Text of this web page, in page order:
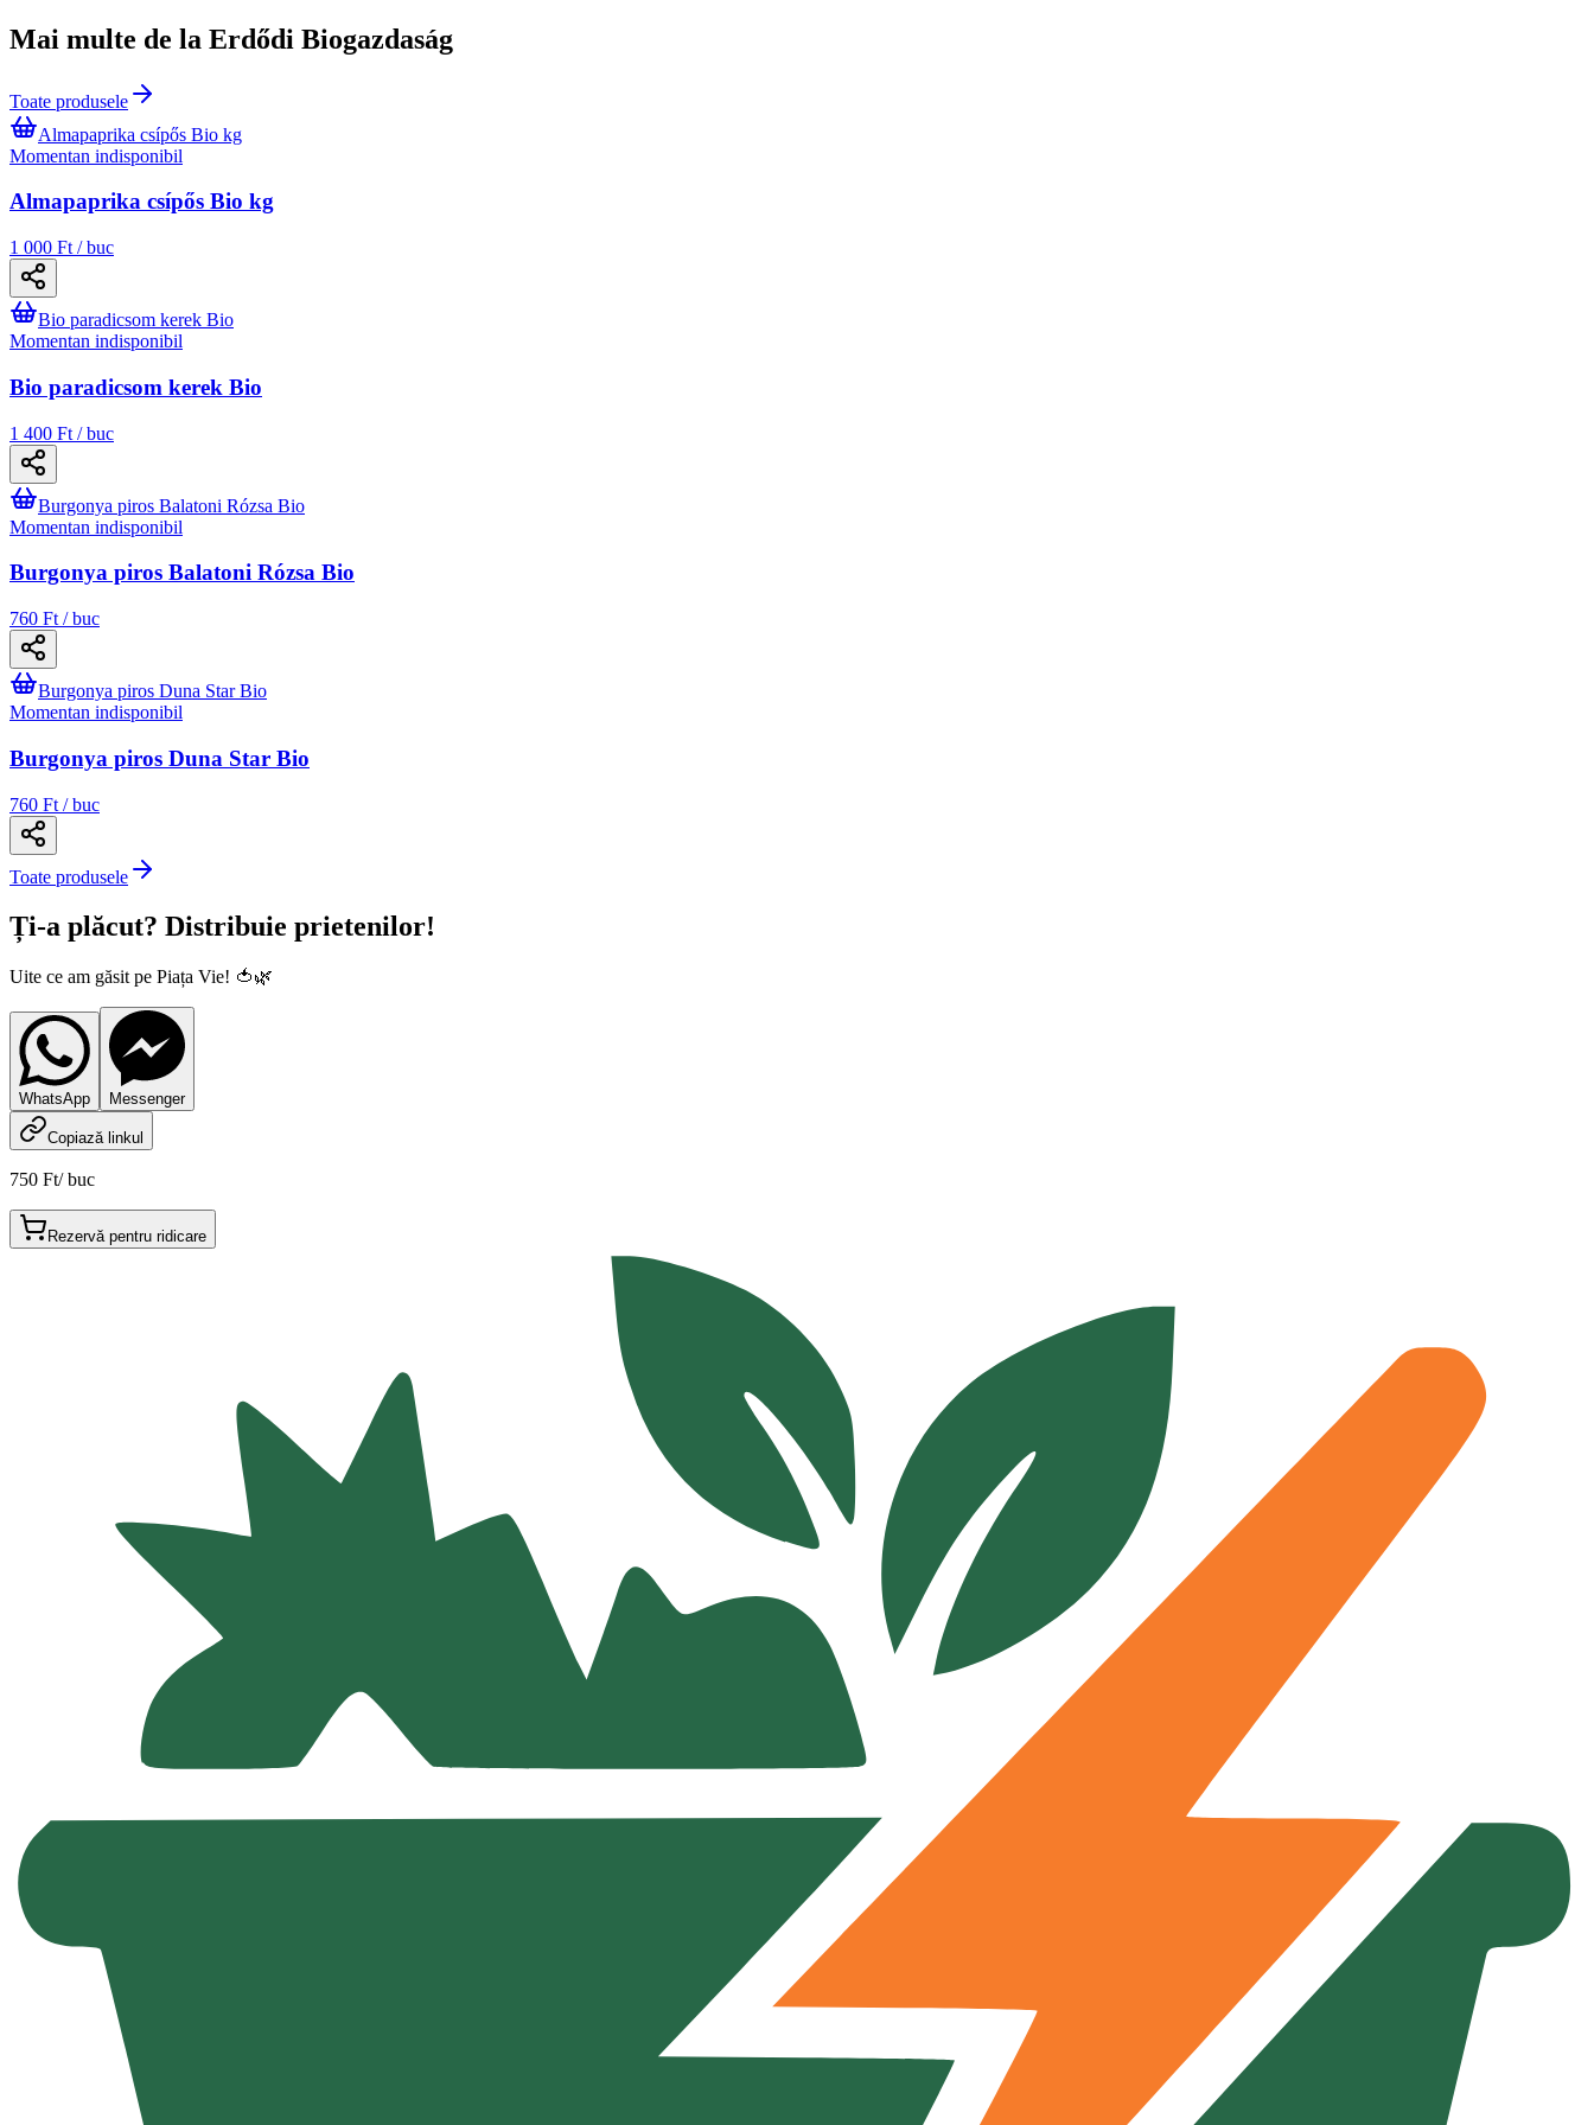
Mai multe de la Erdődi Biogazdaság
Toate produsele
Almapaprika csípős Bio kg
Momentan indisponibil
Almapaprika csípős Bio kg
1 000 Ft / buc
Bio paradicsom kerek Bio
Momentan indisponibil
Bio paradicsom kerek Bio
1 400 Ft / buc
Burgonya piros Balatoni Rózsa Bio
Momentan indisponibil
Burgonya piros Balatoni Rózsa Bio
760 Ft / buc
Burgonya piros Duna Star Bio
Momentan indisponibil
Burgonya piros Duna Star Bio
760 Ft / buc
Toate produsele
Ți-a plăcut? Distribuie prietenilor!
Uite ce am găsit pe Piața Vie! 🍅🌿
WhatsApp Messenger
Copiază linkul
750 Ft/buc
Rezervă pentru ridicare